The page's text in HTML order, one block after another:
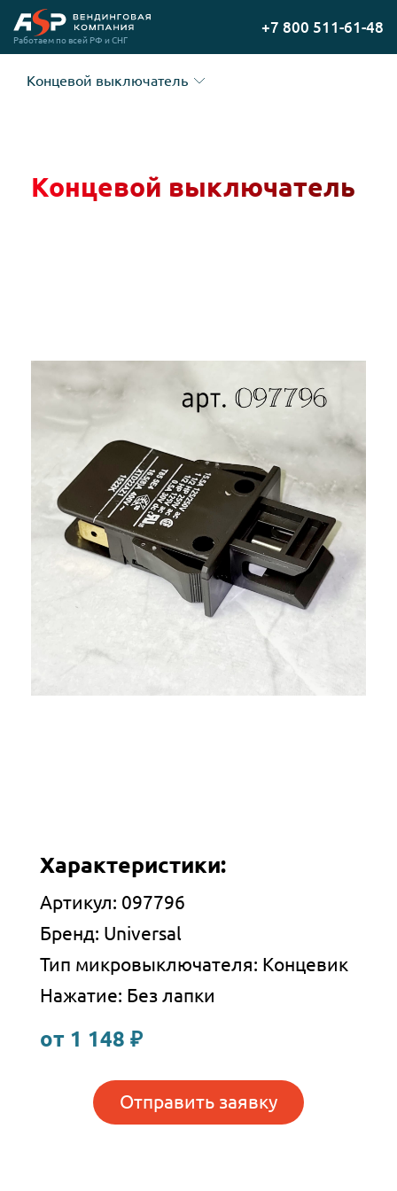
Перейти
на
Работаем по всей РФ и СНГ
+7 800 511-61-48
Концевой выключатель
Концевой выключатель
Характеристики:
Артикул: 097796
Бренд: Universal
Тип микровыключателя: Концевик
Нажатие: Без лапки
от 1 148 ₽
Отправить заявку